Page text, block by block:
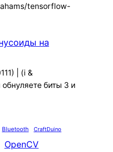
tensorflow-
на
| (i &
биты 3 и
Bluetooth CraftDuino
OpenCV